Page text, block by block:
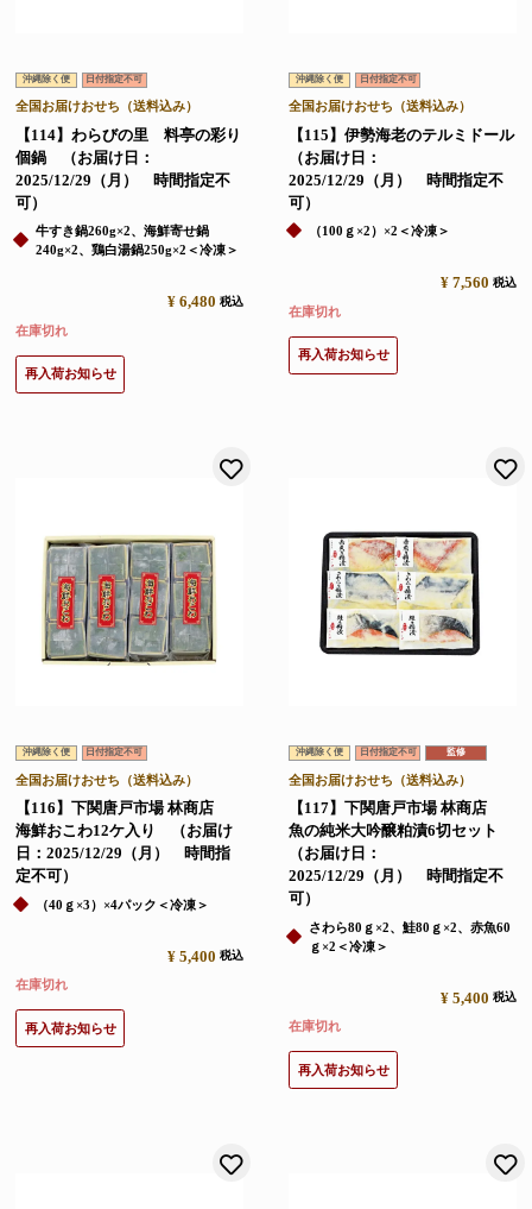
沖縄除く便 日付指定不可
全国お届けおせち（送料込み）
【114】わらびの里 料亭の彩り
個鍋 （お届け日：
2025/12/29（月） 時間指定不
可）
牛すき鍋260g×2、海鮮寄せ鍋
240g×2、鶏白湯鍋250g×2＜冷凍＞
¥ 6,480 税込
在庫切れ
再入荷お知らせ
沖縄除く便 日付指定不可
全国お届けおせち（送料込み）
【115】伊勢海老のテルミドール
（お届け日：
2025/12/29（月） 時間指定不
可）
（100ｇ×2）×2＜冷凍＞
¥ 7,560 税込
在庫切れ
再入荷お知らせ
沖縄除く便 日付指定不可
全国お届けおせち（送料込み）
【116】下関唐戸市場 林商店
海鮮おこわ12ケ入り （お届け
日：2025/12/29（月） 時間指
定不可）
（40ｇ×3）×4パック＜冷凍＞
¥ 5,400 税込
在庫切れ
再入荷お知らせ
沖縄除く便 日付指定不可 監修
全国お届けおせち（送料込み）
【117】下関唐戸市場 林商店
魚の純米大吟醸粕漬6切セット
（お届け日：
2025/12/29（月） 時間指定不
可）
さわら80ｇ×2、鮭80ｇ×2、赤魚60
ｇ×2＜冷凍＞
¥ 5,400 税込
在庫切れ
再入荷お知らせ